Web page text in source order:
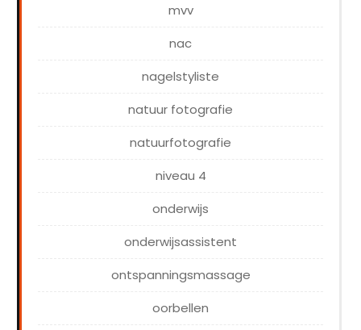
mvv
nac
nagelstyliste
natuur fotografie
natuurfotografie
niveau 4
onderwijs
onderwijsassistent
ontspanningsmassage
oorbellen